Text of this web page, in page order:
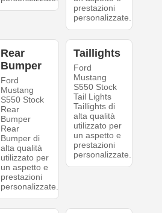
prestazioni
personalizzate.
Rear
Bumper
Ford
Mustang
S550 Stock
Rear
Bumper
Rear
Bumper di
alta qualità
utilizzato per
un aspetto e
prestazioni
personalizzate.
Taillights
Ford
Mustang
S550 Stock
Tail Lights
Taillights di
alta qualità
utilizzato per
un aspetto e
prestazioni
personalizzate.